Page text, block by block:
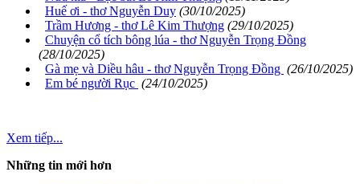
Huế ơi - thơ Nguyễn Duy (30/10/2025)
Trầm Hương - thơ Lê Kim Thượng (29/10/2025)
Chuyện cổ tích bông lúa - thơ Nguyễn Trọng Đồng
(28/10/2025)
Gà mẹ và Diều hâu - thơ Nguyễn Trọng Đồng (26/10/2025)
Em bé người Rục (24/10/2025)
Xem tiếp...
Những tin mới hơn